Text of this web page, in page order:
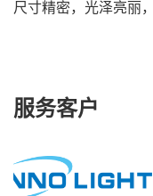
尺寸精密，光泽亮丽
服务客户